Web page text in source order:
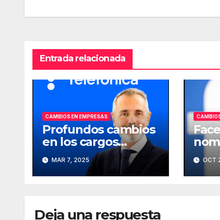
entradas
Entrada relacionada
CAMBIOS EN EMPRESAS
Profundos cambios
en los cargos
directivos de
Telefónica
MAR 7, 2025 OCT
Deja una respuesta